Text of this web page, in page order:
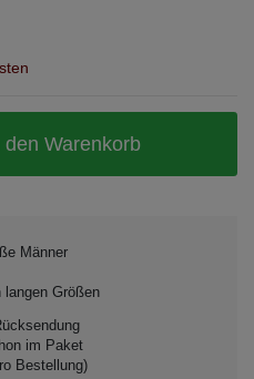
den Warenkorb
Männer
langen Größen
im Paket
Bestellung)